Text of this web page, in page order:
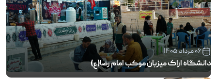
06 مرداد 1405
دانشگاه اراک میزبان موکب امام رضا(ع)